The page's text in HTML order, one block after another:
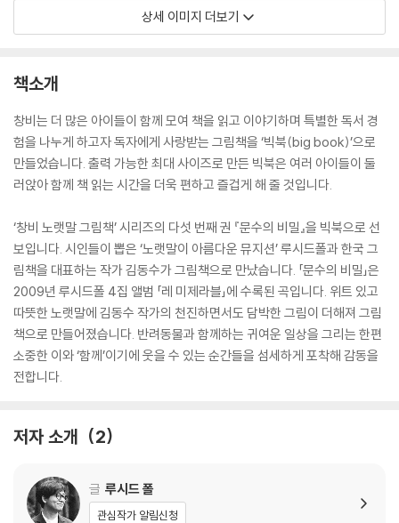
상세 이미지 더보기
책소개
창비는 더 많은 아이들이 함께 모여 책을 읽고 이야기하며 특별한 독서 경
험을 나누게 하고자 독자에게 사랑받는 그림책을 ‘빅북(big book)’으로
만들었습니다. 출력 가능한 최대 사이즈로 만든 빅북은 여러 아이들이 둘
러앉아 함께 책 읽는 시간을 더욱 편하고 즐겁게 해 줄 것입니다.
‘창비 노랫말 그림책’ 시리즈의 다섯 번째 권 『문수의 비밀』을 빅북으로 선
보입니다. 시인들이 뽑은 ‘노랫말이 아름다운 뮤지션’ 루시드폴과 한국 그
림책을 대표하는 작가 김동수가 그림책으로 만났습니다. 「문수의 비밀」은
2009년 루시드폴 4집 앨범 「레 미제라블」에 수록된 곡입니다. 위트 있고
따뜻한 노랫말에 김동수 작가의 천진하면서도 담박한 그림이 더해져 그림
책으로 만들어졌습니다. 반려동물과 함께하는 귀여운 일상을 그리는 한편
소중한 이와 ‘함께’이기에 웃을 수 있는 순간들을 섬세하게 포착해 감동을
전합니다.
저자 소개 2
글 루시드 폴
관심작가 알림신청